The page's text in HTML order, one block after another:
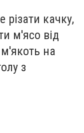
качку,
м'ясо від
м'якоть на
з